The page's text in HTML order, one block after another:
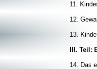
11.
12.
13.
III. Teil:
14. Das